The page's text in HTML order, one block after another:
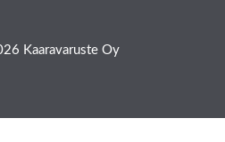
Kaaravaruste Oy